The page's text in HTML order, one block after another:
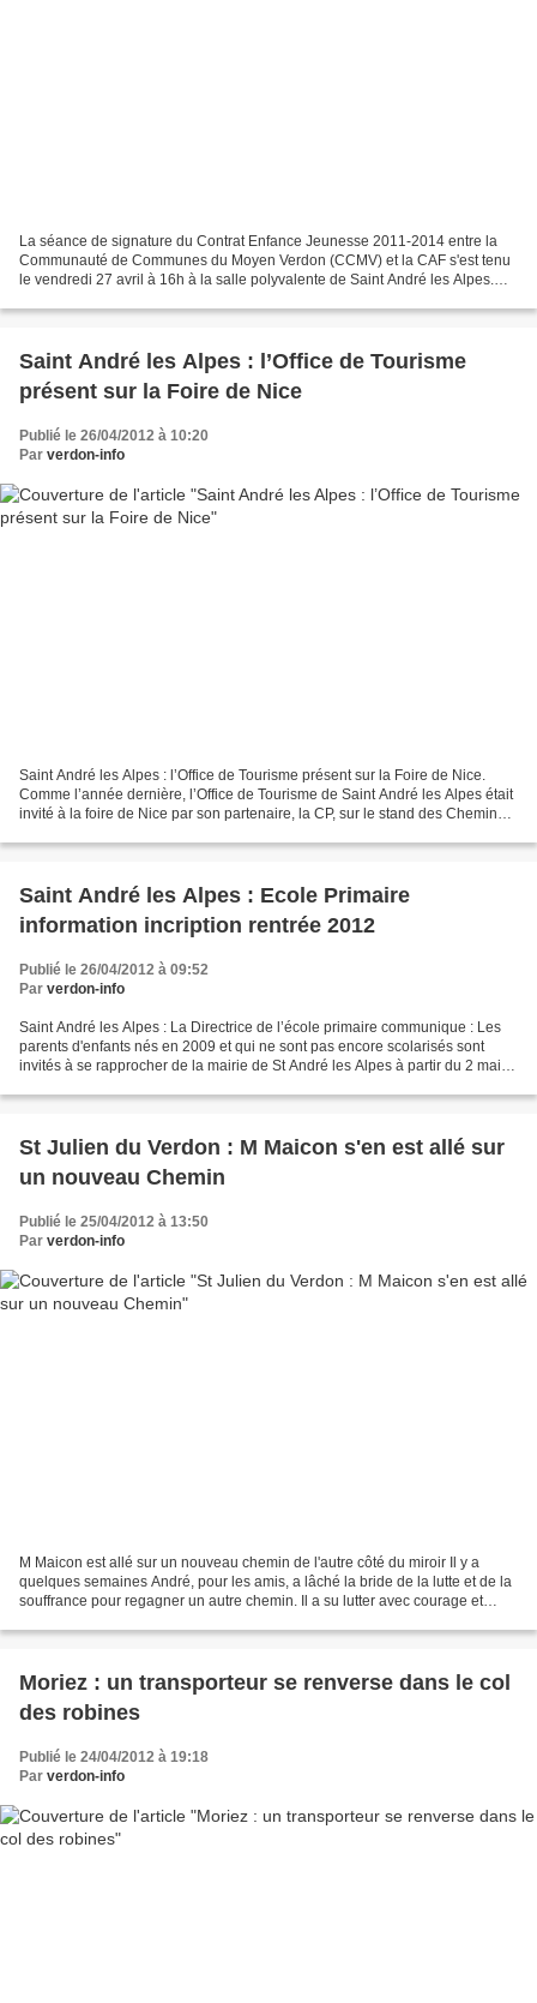
La séance de signature du Contrat Enfance Jeunesse 2011-2014 entre la
Communauté de Communes du Moyen Verdon (CCMV) et la CAF s'est tenu
le vendredi 27 avril à 16h à la salle polyvalente de Saint André les Alpes.
Saint André les Alpes : l’Office de Tourisme
présent sur la Foire de Nice
Publié le 26/04/2012 à 10:20
Par verdon-info
Saint André les Alpes : l’Office de Tourisme présent sur la Foire de Nice.
Comme l’année dernière, l’Office de Tourisme de Saint André les Alpes était
invité à la foire de Nice par son partenaire, la CP, sur le stand des Chemins
Saint André les Alpes : Ecole Primaire
information incription rentrée 2012
Publié le 26/04/2012 à 09:52
Par verdon-info
Saint André les Alpes : La Directrice de l’école primaire communique : Les
parents d'enfants nés en 2009 et qui ne sont pas encore scolarisés sont
invités à se rapprocher de la mairie de St André les Alpes à partir du 2 mai
St Julien du Verdon : M Maicon s'en est allé sur
un nouveau Chemin
Publié le 25/04/2012 à 13:50
Par verdon-info
M Maicon est allé sur un nouveau chemin de l'autre côté du miroir Il y a
quelques semaines André, pour les amis, a lâché la bride de la lutte et de la
souffrance pour regagner un autre chemin. Il a su lutter avec courage et
Moriez : un transporteur se renverse dans le col
des robines
Publié le 24/04/2012 à 19:18
Par verdon-info